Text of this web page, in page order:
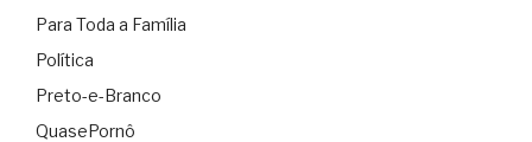
Para Toda a Família
Política
Preto-e-Branco
QuasePornô